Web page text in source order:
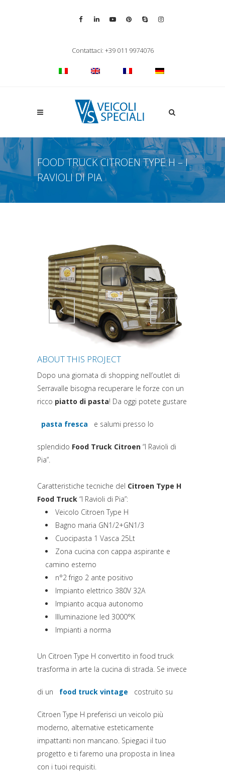
Contattaci: +39 011 9974076
Apri la ricerca
FOOD TRUCK CITROEN TYPE H – I
RAVIOLI DI PIA
Attiva comando Attiva comando
ABOUT THIS PROJECT
Dopo una giornata di shopping nell’outlet di
Serravalle bisogna recuperare le forze con un
ricco piatto di pasta! Da oggi potete gustare
pasta fresca
(si apre in una nuova scheda)
e salumi presso lo
splendido Food Truck Citroen “I Ravioli di
Pia”.
Caratteristiche tecniche del Citroen Type H
Food Truck “I Ravioli di Pia”:
Veicolo Citroen Type H
Bagno maria GN1/2+GN1/3
Cuocipasta 1 Vasca 25Lt
Zona cucina con cappa aspirante e
camino esterno
n°2 frigo 2 ante positivo
Impianto elettrico 380V 32A
Impianto acqua autonomo
Illuminazione led 3000°K
Impianti a norma
Un Citroen Type H convertito in food truck
trasforma in arte la cucina di strada. Se invece
di un food truck vintage
(si apre in una nuova scheda)
costruito su
Citroen Type H preferisci un veicolo più
moderno, alternative esteticamente
impattanti non mancano. Spiegaci il tuo
progetto e ti faremo una proposta in linea
con i tuoi requisiti.